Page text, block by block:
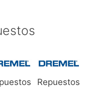
Repuestos